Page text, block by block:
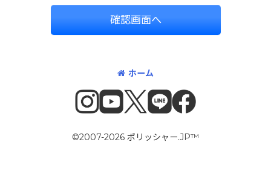
確認画面へ
ホーム
©2007-2026 ポリッシャー.JP™